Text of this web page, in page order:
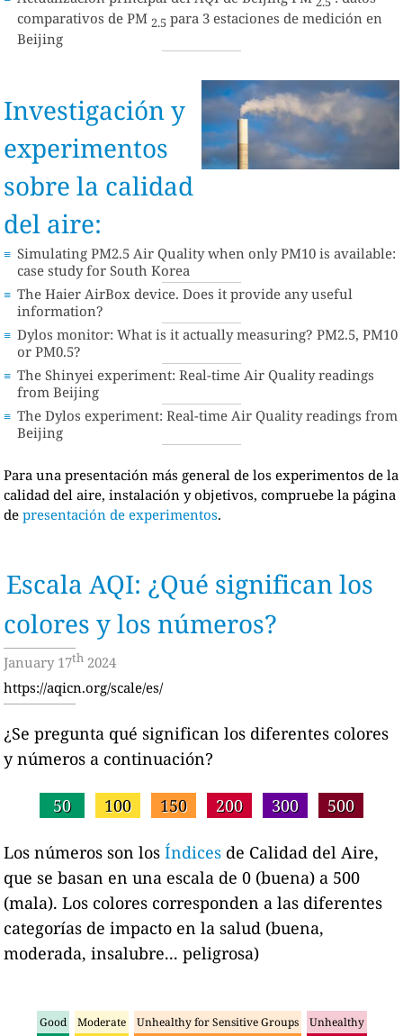
comparativos de PM 2.5 para 3 estaciones de medición en
Beijing
Investigación y
experimentos
sobre la calidad
del aire:
Simulating PM2.5 Air Quality when only PM10 is available:
case study for South Korea
The Haier AirBox device. Does it provide any useful
information?
Dylos monitor: What is it actually measuring? PM2.5, PM10
or PM0.5?
The Shinyei experiment: Real-time Air Quality readings
from Beijing
The Dylos experiment: Real-time Air Quality readings from
Beijing
Para una presentación más general de los experimentos de la
calidad del aire, instalación y objetivos, compruebe la página
depresentación de experimentos.
Escala AQI: ¿Qué significan los
colores y los números?
January 17th 2024
https://aqicn.org/scale/es/
¿Se pregunta qué significan los diferentes colores
y números a continuación?
50 100 150 200 300 500
Los números son losÍndices de Calidad del Aire,
que se basan en una escala de 0 (buena) a 500
(mala). Los colores corresponden a las diferentes
categorías de impacto en la salud (buena,
moderada, insalubre... peligrosa)
Good Moderate Unhealthy for Sensitive Groups Unhealthy